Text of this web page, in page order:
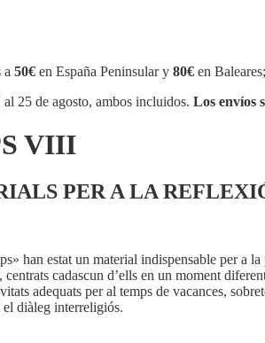
a 50€ en España Peninsular y 80€ en
25 de agosto, ambos incluidos. Los envíos
VIII
PER A LA
han estat un material indispensable per a
cadascun d’ells en un moment
adequats per al temps de vacances,
diàleg interreligiós.